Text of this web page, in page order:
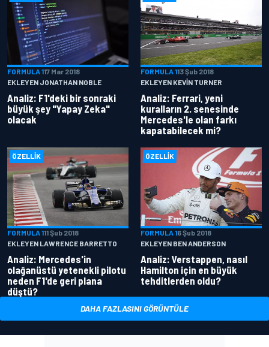
FORMULA 117 Mar 2018
EKLEYEN JONATHAN NOBLE
Analiz: F1'deki bir sonraki
büyük şey "Yapay Zeka"
olacak
FORMULA 113 Şub 2018
EKLEYEN KEVIN TURNER
Analiz: Ferrari, yeni
kuralların 2. senesinde
Mercedes'le olan farkı
kapatabilecek mi?
ÖZELLIK
FORMULA 111 Şub 2018
EKLEYEN LAWRENCE BARRETTO
Analiz: Mercedes'in
olağanüstü yetenekli pilotu
neden F1'de geri plana
düştü?
ÖZELLIK
FORMULA 16 Şub 2018
EKLEYEN BEN ANDERSON
Analiz: Verstappen, nasıl
Hamilton için en büyük
tehditlerden oldu?
DAHA FAZLASINI GÖRÜNTÜLE